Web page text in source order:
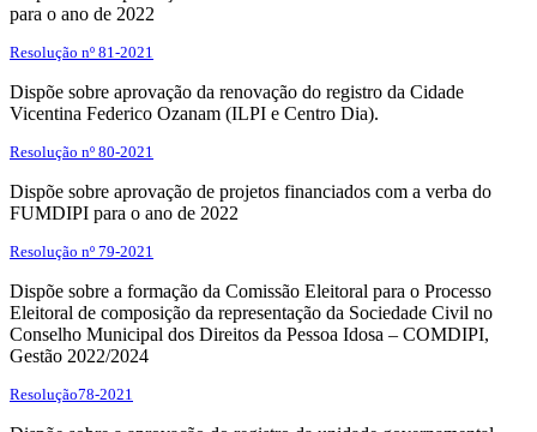
para o ano de 2022
Resolução nº 81-2021
Dispõe sobre aprovação da renovação do registro da Cidade
Vicentina Federico Ozanam (ILPI e Centro Dia).
Resolução nº 80-2021
Dispõe sobre aprovação de projetos financiados com a verba do
FUMDIPI para o ano de 2022
Resolução nº 79-2021
Dispõe sobre a formação da Comissão Eleitoral para o Processo
Eleitoral de composição da representação da Sociedade Civil no
Conselho Municipal dos Direitos da Pessoa Idosa – COMDIPI,
Gestão 2022/2024
Resolução78-2021